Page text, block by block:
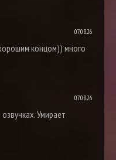
07.08.26
концом)) много
07.08.26
Умирает